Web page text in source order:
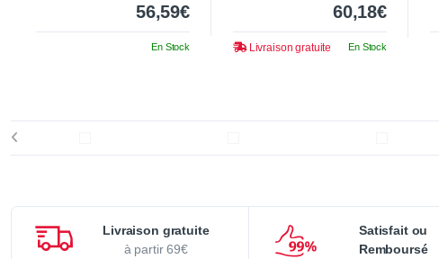
56,59€
En Stock
60,18€
Livraison gratuite En Stock
Livraison gratuite
à partir 69€
Satisfait ou
Remboursé